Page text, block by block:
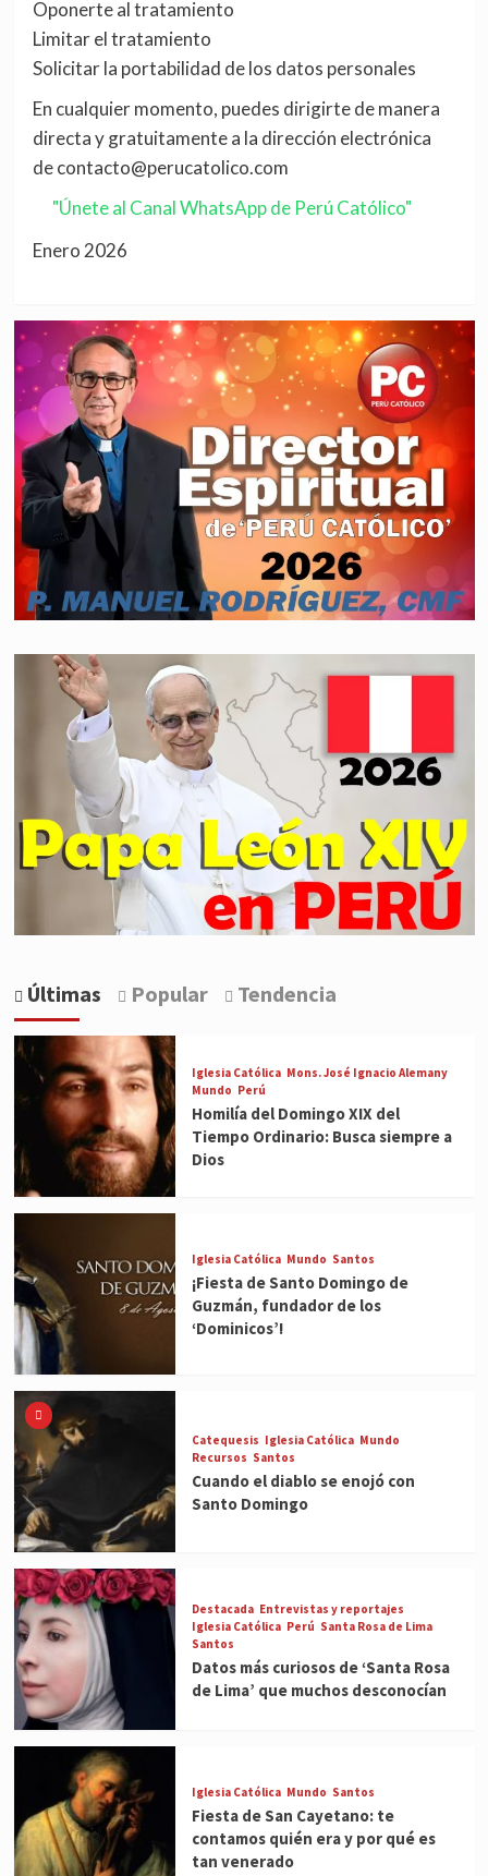
Oponerte al tratamiento
Limitar el tratamiento
Solicitar la portabilidad de los datos personales
En cualquier momento, puedes dirigirte de manera
directa y gratuitamente a la dirección electrónica
de contacto@perucatolico.com
"Únete al Canal WhatsApp de Perú Católico"
Enero 2026
Últimas Popular Tendencia
Iglesia Católica Mons. José Ignacio Alemany
Mundo Perú
Homilía del Domingo XIX del
Tiempo Ordinario: Busca siempre a
Dios
Iglesia Católica Mundo Santos
¡Fiesta de Santo Domingo de
Guzmán, fundador de los
‘Dominicos’!
Catequesis Iglesia Católica Mundo
Recursos Santos
Cuando el diablo se enojó con
Santo Domingo
Destacada Entrevistas y reportajes
Iglesia Católica Perú Santa Rosa de Lima
Santos
Datos más curiosos de ‘Santa Rosa
de Lima’ que muchos desconocían
Iglesia Católica Mundo Santos
Fiesta de San Cayetano: te
contamos quién era y por qué es
tan venerado